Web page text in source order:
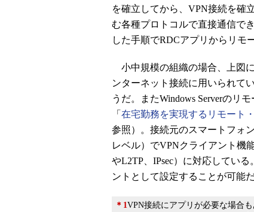
を確立してから、VPN接続を確
む各種プロトコルで直接通信で
した手順でRDCアプリからリモ
小中規模の組織の場合、上図
ンターネット接続に用いられて
うだ。またWindows Serverのリ
「 在宅勤務を実現するリモート
参照）。接続元のスマートフォ
レベル）でVPNクライアント機
やL2TP、IPsec）に対応してい
ントとして設定することが可能
＊1VPN接続にアプリが必要な場合